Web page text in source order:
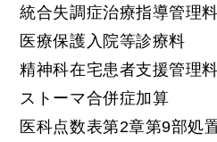
統合失調症治療指導管理
医療保護入院等診療料
精神科在宅患者支援管理料
ストーマ合併症加算
医科点数表第2章第9部処